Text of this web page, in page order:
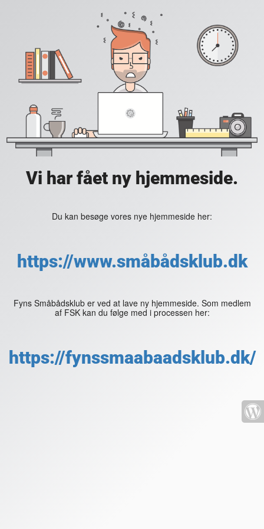
Vi har fået ny hjemmeside.
Du kan besøge vores nye hjemmeside her:
https://www.småbådsklub.dk
Fyns Småbådsklub er ved at lave ny hjemmeside. Som medlem
af FSK kan du følge med i processen her:
https://fynssmaabaadsklub.dk/